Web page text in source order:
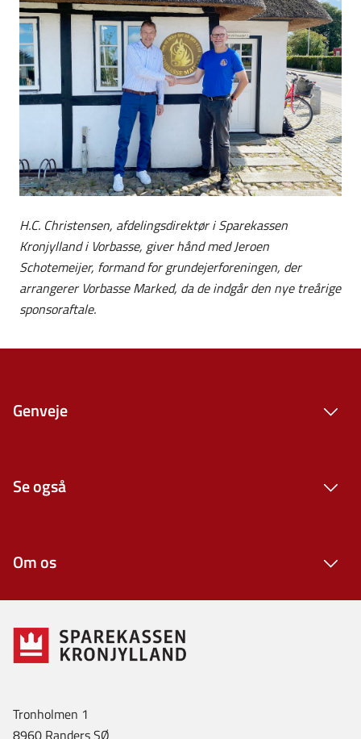
H.C. Christensen, afdelingsdirektør i Sparekassen
Kronjylland i Vorbasse, giver hånd med Jeroen
Schotemeijer, formand for grundejerforeningen, der
arrangerer Vorbasse Marked, da de indgår den nye treårige
sponsoraftale.
Genveje
Se også
Om os
Tronholmen 1
8960 Randers SØ